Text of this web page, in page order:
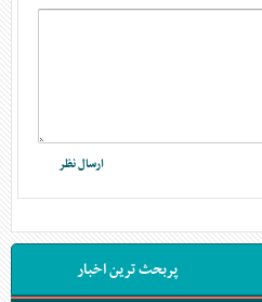
پربحث ترین اخبار